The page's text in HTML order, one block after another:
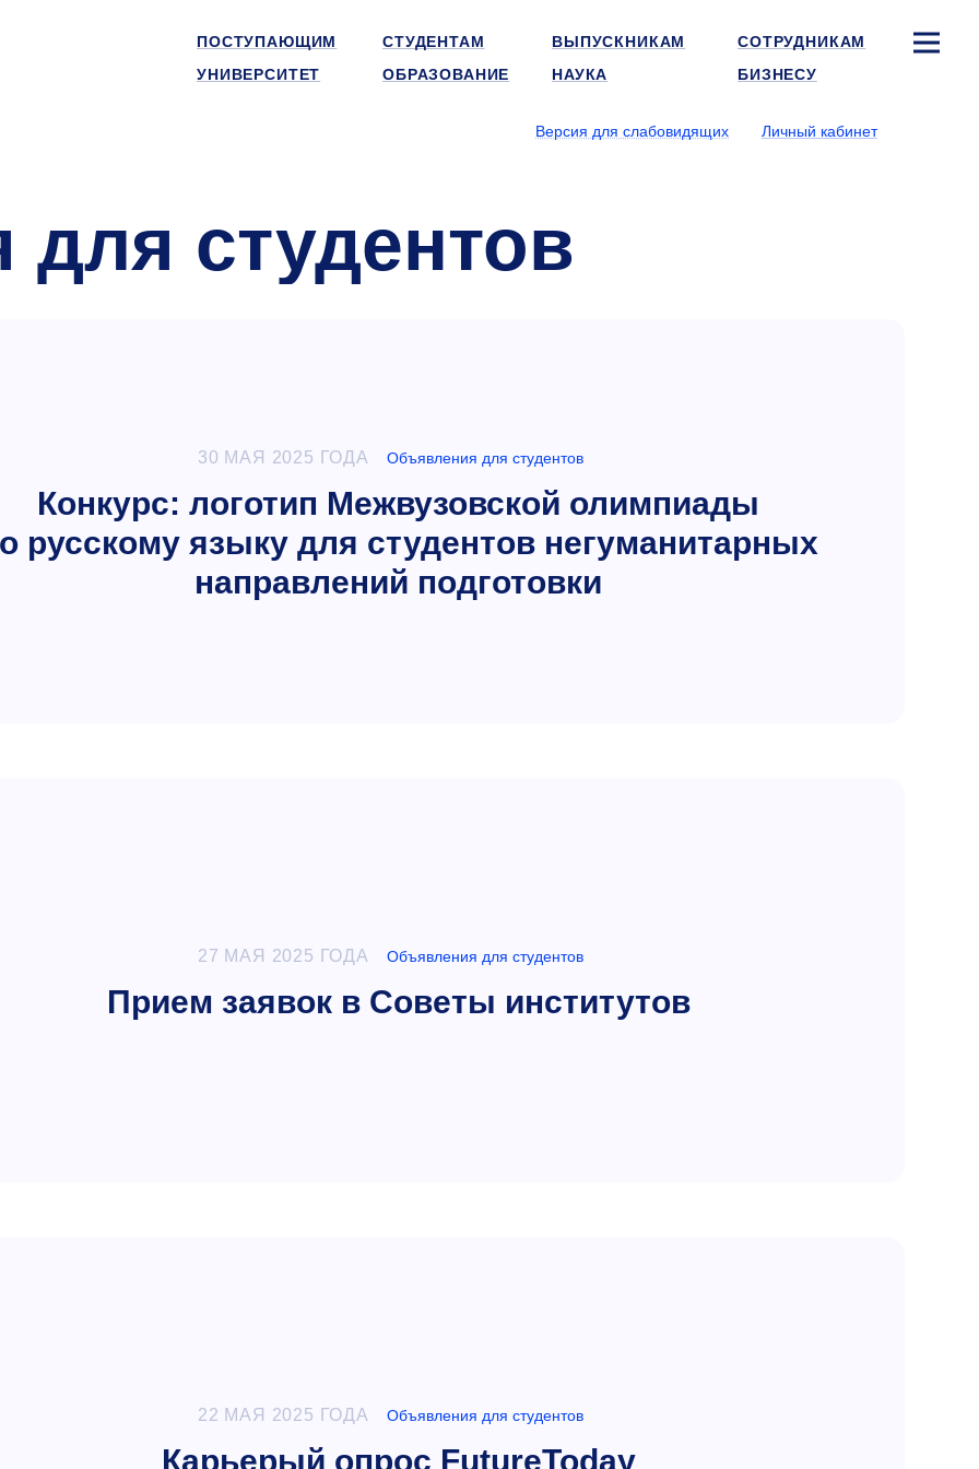
ПОСТУПАЮЩИМ СТУДЕНТАМ ВЫПУСКНИКАМ
СОТРУДНИКАМ
УНИВЕРСИТЕТ
ОБРАЗОВАНИЕ НАУКА БИЗНЕСУ
Версия для слабовидящих Личный кабинет
студентов
30 МАЯ 2025 ГОДА Объявления для студентов
Конкурс: логотип Межвузовской олимпиады
русскому языку для студентов негуманитарных
направлений подготовки
27 МАЯ 2025 ГОДА Объявления для студентов
Прием заявок в Советы институтов
22 МАЯ 2025 ГОДА Объявления для студентов
Карьерый опрос FutureToday